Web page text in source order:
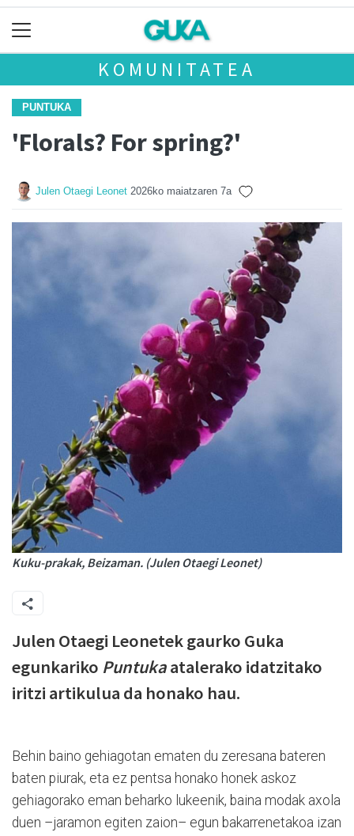
KOMUNITATEA
PUNTUKA
'Florals? For spring?'
Julen Otaegi Leonet 2026ko maiatzaren 7a
Kuku-prakak, Beizaman. (Julen Otaegi Leonet)
Julen Otaegi Leonetek gaurko Guka
egunkariko Puntukaatalerako idatzitako
iritzi artikulua da honako hau.
Behin baino gehiagotan ematen du zeresana bateren
baten piurak, eta ez pentsa honako honek askoz
gehiagorako eman beharko lukeenik, baina modak axola
duen –jaramon egiten zaion– egun bakarrenetakoa izan